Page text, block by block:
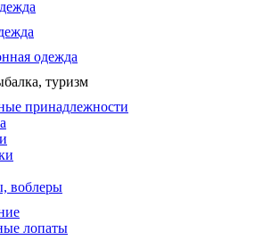
одежда
туризм
принадлежности
воблеры
лопаты